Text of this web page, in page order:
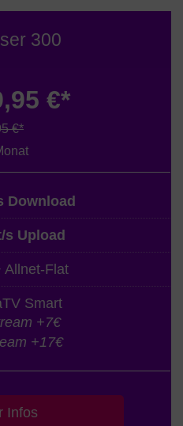
300
€*
€*
Download
s Upload
Allnet-Flat
Smart
+7€
+17€
Infos